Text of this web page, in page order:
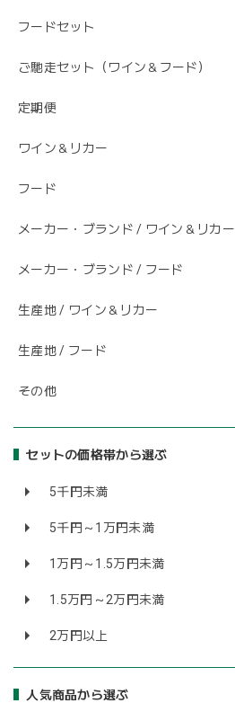
フードセット
ご馳走セット（ワイン＆フード）
定期便
ワイン＆リカー
フード
メーカー・ブランド / ワイン＆リカー
メーカー・ブランド / フード
生産地 / ワイン＆リカー
生産地 / フード
その他
セットの価格帯から選ぶ
5千円未満
5千円～1万円未満
1万円～1.5万円未満
1.5万円～2万円未満
2万円以上
人気商品から選ぶ